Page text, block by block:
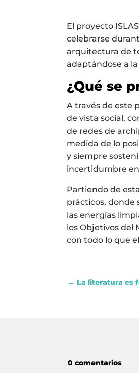
El proyecto
celebrarse
arquitectura de
adaptándose a
¿Qué se
A través de este
de vista social,
de redes de
medida de lo
y siempre
incertidumbre en
Partiendo de
prácticos, donde
las energías
los Objetivos del
con todo lo que
← La literatura es
0 comentarios